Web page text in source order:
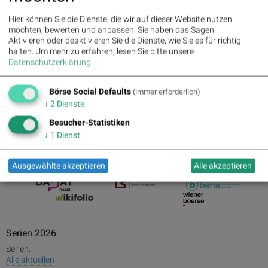
29.04.2026 - 06.05.2026
Marinomed Biotech 4 ↓Tage
-30.66%
10.07.2026 - 27.07.2026
Heid AG 3 ↓Tage
Infrastrukturpartner
Serien 2026
Serien:
Alle aktuellen
Hier können Sie die Dienste, die wir auf dieser Website nutzen
möchten, bewerten und anpassen. Sie haben das Sagen!
Aktivieren oder deaktivieren Sie die Dienste, wie Sie es für richtig
halten. Um mehr zu erfahren, lesen Sie bitte unsere
Datenschutzerklärung.
Börse Social Defaults (immer erforderlich)
↓ 2 Dienste
Besucher-Statistiken
↓ 1 Dienst
Ausgewählte akzeptieren Alle akzeptieren